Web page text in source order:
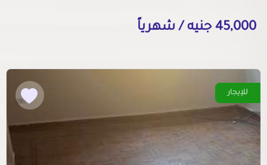
45,000 جنيه / شهرياً
للإيجار